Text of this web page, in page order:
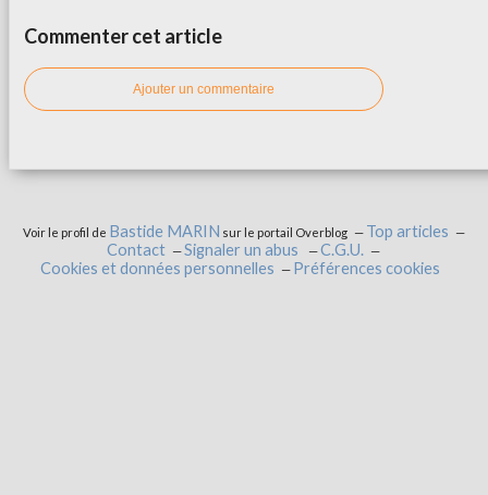
Commenter cet article
Ajouter un commentaire
Voir le profil de Bastide MARIN sur le portail Overblog
Top articles
Contact
Signaler un abus
C.G.U.
Cookies et données personnelles
Préférences cookies